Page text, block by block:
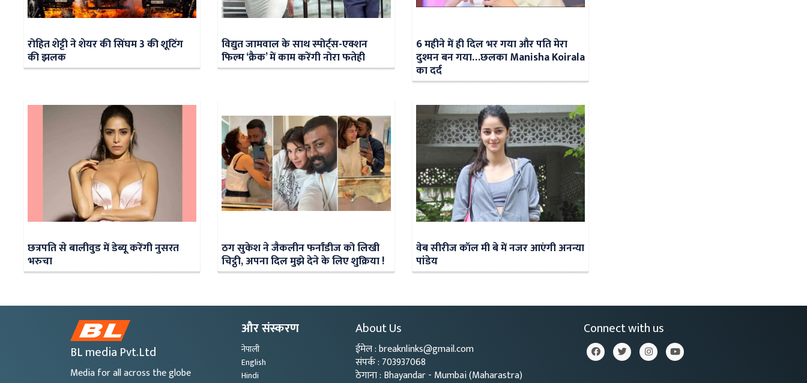
रोहित शेट्टी ने शेयर की सिंघम 3 की शूटिंग
की झलक
विद्युत जामवाल के साथ स्पोर्ट्स-एक्शन
फिल्म ‘क्रैक’ में काम करेंगी नोरा फतेही
6 महीने में ही दिल भर गया और पति मेरा
दुश्मन बन गया…छलका Manisha Koirala
का दर्द
छत्रपति से बालीवुड में डेब्यू करेंगी नुसरत
भरुचा
ठग सुकेश ने जैकलीन फर्नांडीज को लिखी
चिट्ठी, अपना दिल मुझे देने के लिए शुक्रिया !
वेब सीरीज कॉल मी बे में नजर आएंगी अनन्या
पांडेय
BL media Pvt.Ltd
Media for all across the globe
और संस्करण
नेपाली
English
Hindi
About Us
ईमेल : breaknlinks@gmail.com
संपर्क : 703937068
ठेगाना : Bhayandar - Mumbai (Maharastra)
Connect with us